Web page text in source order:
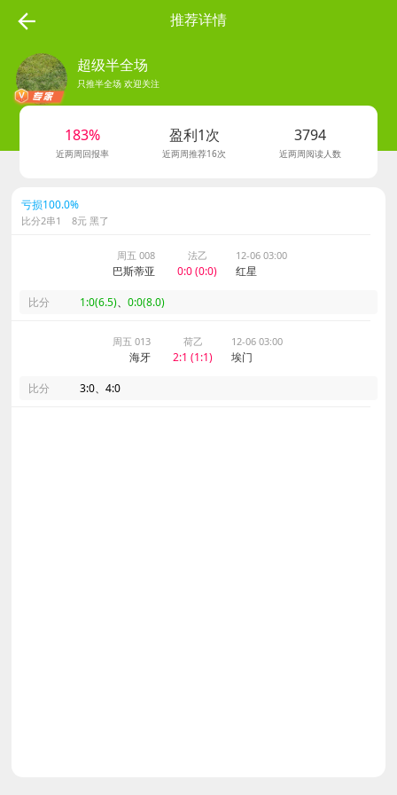
推荐详情
超级半全场
只推半全场 欢迎关注
183%
近两周回报率
盈利1次
近两周推荐16次
3794
近两周阅读人数
亏损100.0%
比分2串1 8元 黑了
周五 008
巴斯蒂亚
法乙
0:0 (0:0)
12-06 03:00
红星
比分 1:0(6.5)、0:0(8.0)
周五 013
海牙
荷乙
2:1 (1:1)
12-06 03:00
埃门
比分 3:0、4:0